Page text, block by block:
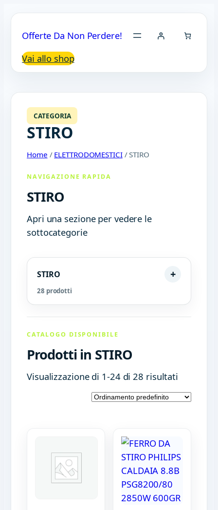
Offerte Da Non Perdere!
Vai allo shop
CATEGORIA
STIRO
Home / ELETTRODOMESTICI/ STIRO
NAVIGAZIONE RAPIDA
STIRO
Apri una sezione per vedere le
sottocategorie
STIRO
28 prodotti
CATALOGO DISPONIBILE
Prodotti in STIRO
Visualizzazione di 1-24 di 28 risultati